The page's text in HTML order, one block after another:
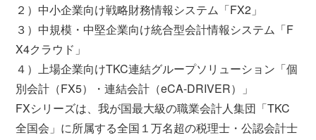
２）中小企業向け戦略財務情報システム「FX2」
３）中規模・中堅企業向け統合型会計情報システム「F
X4クラウド」
４）上場企業向けTKC連結グループソリューション「個
別会計（FX5）・連結会計（eCA-DRIVER）」
FXシリーズは、我が国最大級の職業会計人集団「TKC
全国会」に所属する全国１万名超の税理士・公認会計士